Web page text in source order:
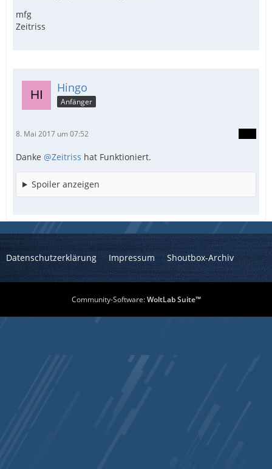
mfg
Zeitriss
Hingo
Anfänger
8. Mai 2017 um 07:52
Danke @Zeitriss hat Funktioniert.
Spoiler anzeigen
Datenschutzerklärung Impressum Shoutbox-Archiv
Community-Software:WoltLab Suite™